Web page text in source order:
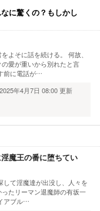
に驚くの？もしかし
よそに話を続ける。 何故、
愛が重いから別れたと言
前に電話が…
2025年4月7日 08:00 更新
魔王の番に堕ちてい
して淫魔達が出没し、人々を
たリーマン退魔師の有坂一
アブル…